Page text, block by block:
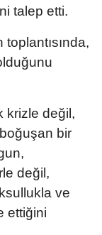
talep etti.
krizle değil,
bir
değil,
ve
ettiğini